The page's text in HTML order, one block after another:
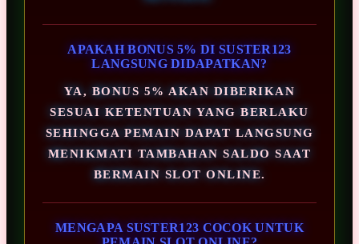
APAKAH BONUS 5% DI SUSTER123
LANGSUNG DIDAPATKAN?
YA, BONUS 5% AKAN DIBERIKAN
SESUAI KETENTUAN YANG BERLAKU
SEHINGGA PEMAIN DAPAT LANGSUNG
MENIKMATI TAMBAHAN SALDO SAAT
BERMAIN SLOT ONLINE.
MENGAPA SUSTER123 COCOK UNTUK